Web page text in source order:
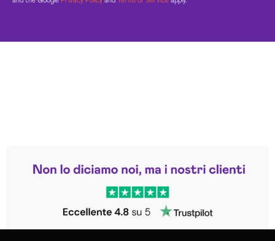
Trustpilot